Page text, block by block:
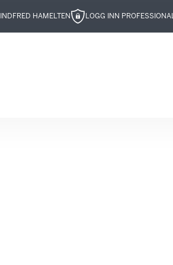
FRED HAMELTEN LOGG INN PROFESSIONAL